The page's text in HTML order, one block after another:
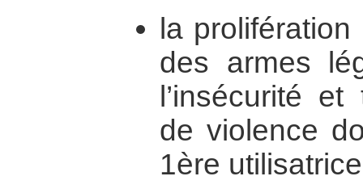
la
des armes
l’insécurité
de violence
1ère